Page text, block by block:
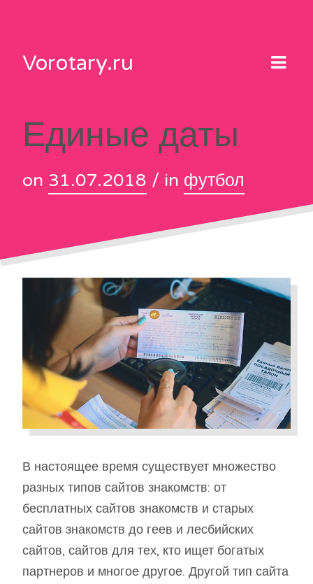
contentVorotary.ru
Единые даты
on 31.07.2018 / in футбол
В настоящее время существует множество
разных типов сайтов знакомств: от
бесплатных сайтов знакомств и старых
сайтов знакомств до геев и лесбийских
сайтов, сайтов для тех, кто ищет богатых
партнеров и многое другое. Другой тип сайта